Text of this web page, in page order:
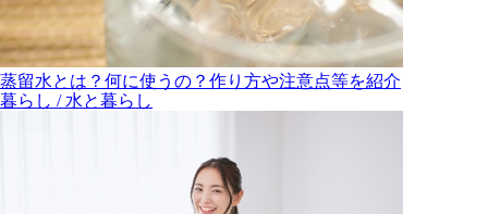
蒸留水とは？何に使うの？作り方や注意点等を紹介
暮らし / 水と暮らし